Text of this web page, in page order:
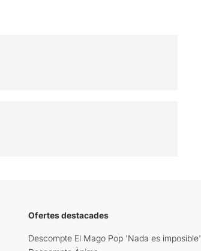
Ofertes destacades
Descompte El Mago Pop 'Nada es imposible'